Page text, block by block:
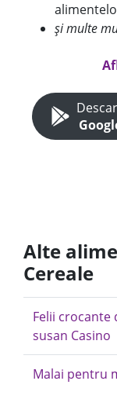
și multe
Alte
Cereale
Felii crocante
susan Casino
Malai pentru